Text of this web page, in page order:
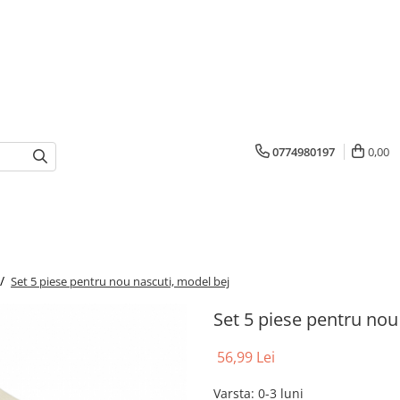
0774980197 0,00
Set 5 piese pentru nou nascuti, model bej
Set 5 piese pentru
56,99 Lei
Varsta: 0-3 luni